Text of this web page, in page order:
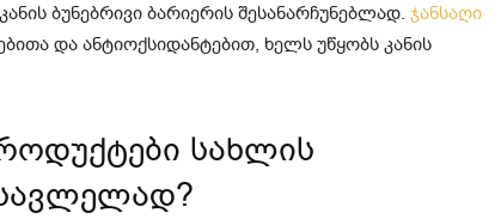
ბუნებრივი ბარიერის შესანარჩუნებლად. ჯანსაღი
და ანტიოქსიდანტებით, ხელს უწყობს კანის
სახლის